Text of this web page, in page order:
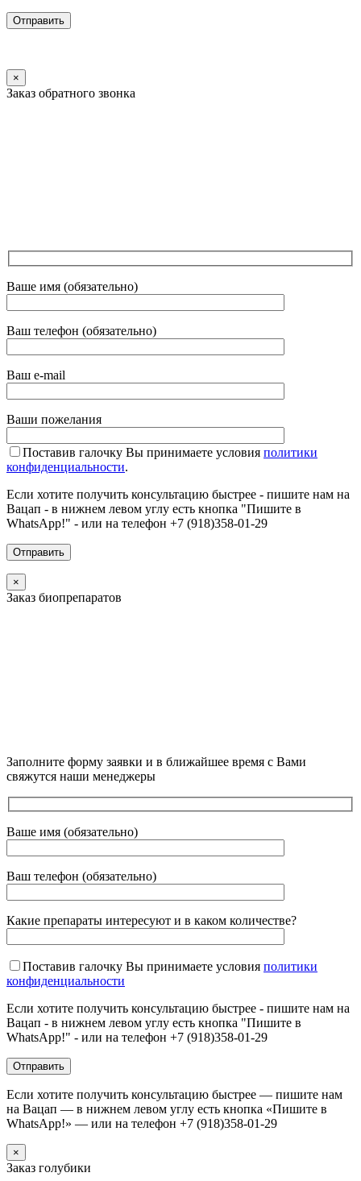
×
Заказ обратного звонка
Ваше имя (обязательно)
Ваш телефон (обязательно)
Ваш e-mail
Ваши пожелания
Поставив галочку Вы принимаете условия политики
конфиденциальности.
Если хотите получить консультацию быстрее - пишите нам на
Вацап - в нижнем левом углу есть кнопка "Пишите в
WhatsApp!" - или на телефон +7 (918)358-01-29
×
Заказ биопрепаратов
Заполните форму заявки и в ближайшее время с Вами
свяжутся наши менеджеры
Ваше имя (обязательно)
Ваш телефон (обязательно)
Какие препараты интересуют и в каком количестве?
Поставив галочку Вы принимаете условия политики
конфиденциальности
Если хотите получить консультацию быстрее - пишите нам на
Вацап - в нижнем левом углу есть кнопка "Пишите в
WhatsApp!" - или на телефон +7 (918)358-01-29
Если хотите получить консультацию быстрее — пишите нам
на Вацап — в нижнем левом углу есть кнопка «Пишите в
WhatsApp!» — или на телефон +7 (918)358-01-29
×
Заказ голубики